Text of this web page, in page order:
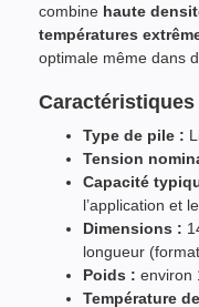
combine haute
températures
optimale même dans
Type de pile :
Tension
Capacité
l’application et
Dimensions :
longueur
Poids : environ
Température